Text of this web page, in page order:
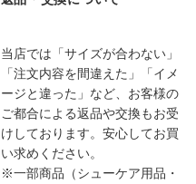
当店では「サイズが合わない」
「注文内容を間違えた」「イメ
ージと違った」など、お客様の
ご都合による返品や交換もお受
けしております。安心してお買
い求めください。
※一部商品（シューケア用品・